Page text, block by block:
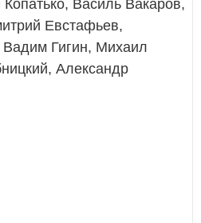
Василь Вакаров,
Евстафьев,
Вадим Гигин, Михаил
Александр